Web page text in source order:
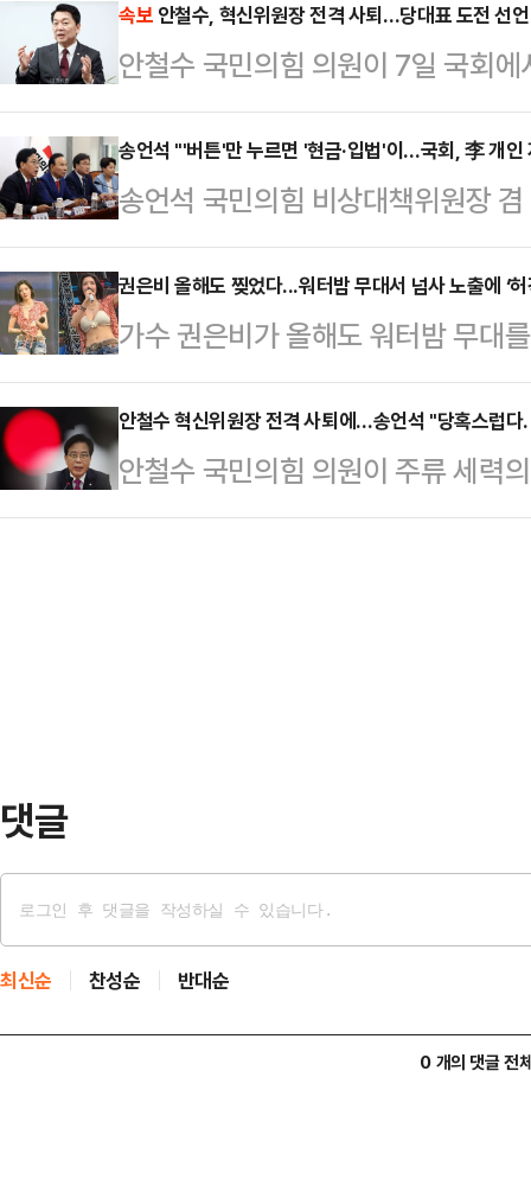
랜드 ‘쓰리피’까지 한국 진출에 나
비’ 중심으로 빠르게 재편되는 모
으로 한 중국계 유통공룡들이 온·
속도를 내고 있다. 이제는 온라인뿐
출하면서 국내 업체들의 입지가 좁
는 일본 다이소가 …
속보 안철수, 혁신위원장 전격 사퇴…당대표 도전 선언
안철수 국민의힘 의원이 7일 국회
거부한다"고 말하며 혁신위원장직
에 출마하겠다. 국민의힘 혁신 당
송언석 "'버튼'만 누르면 '현금·입법'이…국회, 李 개인
송언석 국민의힘 비상대책위원장
주도로 강행 처리된 것을 두고 "이
쏟아져 나오고 입법 버튼을 누르면
다.송언석 비대위원장은 7일 오전
회의에서 "이재명 대통령이 스스로
업무지원비(특수활동비) 부활을 반
국민에게 양해를 구했어야 한다"고
예산, 지난해 민주당이 주도해 전액
권은비 올해도 찢었다...워터밤 무대서 넘사 노출에 ‘허
가수 권은비가 올해도 워터밤 무대
텍스 야외 글로벌 스테이지에서 열
다.이날 권은비는 흰색 비키니에 레
를 매치해 눈길을 끌었다. 특히 무
몸매를 과시해 관중들을 열광시켰
안철수 혁신위원장 전격 사퇴에…송언석 "당혹스럽다
안철수 국민의힘 의원이 주류 세력
전격 사퇴하고 혁신 당대표가 되겠
댓글
최신순 찬성순 반대순
0 개의 댓글 전